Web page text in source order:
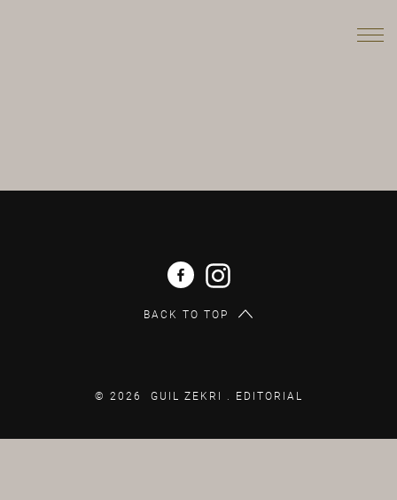
© 2026 GUIL ZEKRI . EDITORIAL
BACK TO TOP